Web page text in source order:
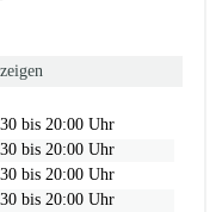
bis 20:00 Uhr
bis 20:00 Uhr
bis 20:00 Uhr
bis 20:00 Uhr